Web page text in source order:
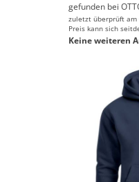
gefunden bei
zuletzt überprüft am
Preis kann sich
Keine weiteren